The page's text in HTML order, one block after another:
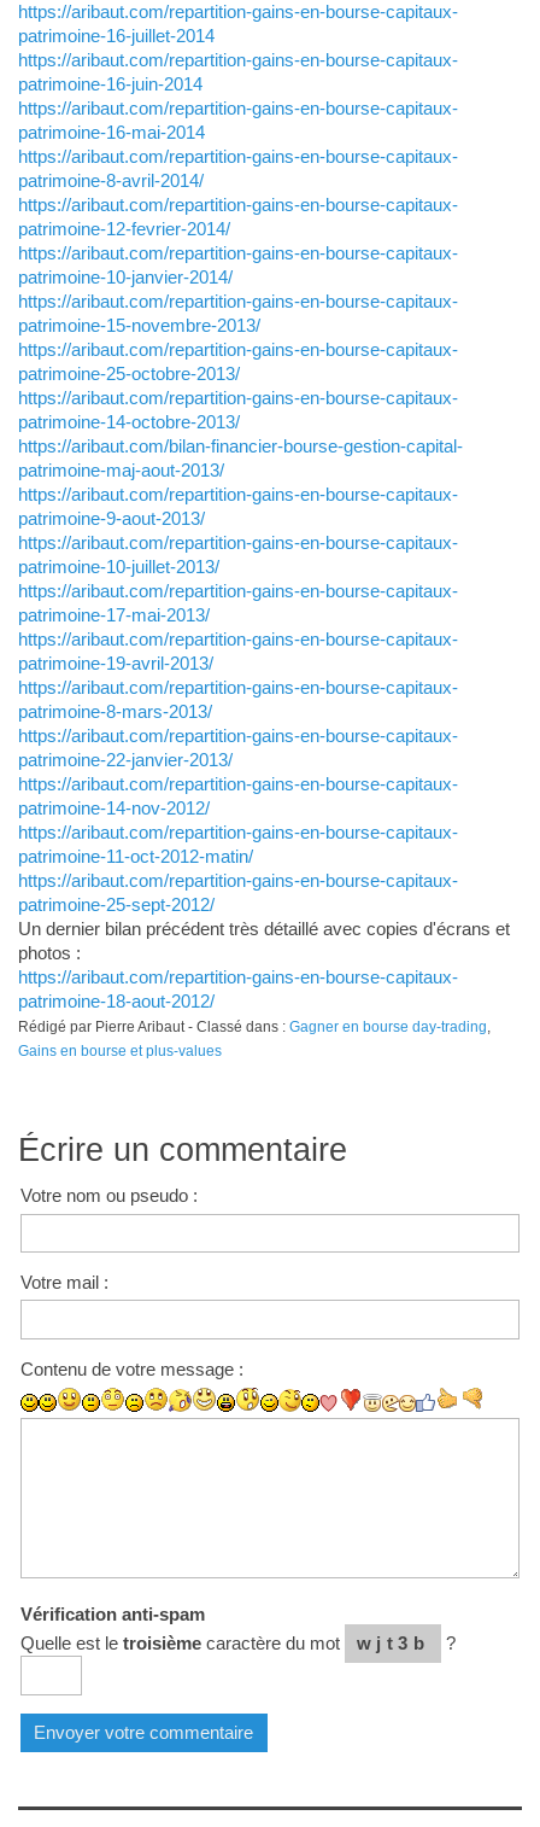
https://aribaut.com/repartition-gains-en-bourse-capitaux-
patrimoine-16-juillet-2014
https://aribaut.com/repartition-gains-en-bourse-capitaux-
patrimoine-16-juin-2014
https://aribaut.com/repartition-gains-en-bourse-capitaux-
patrimoine-16-mai-2014
https://aribaut.com/repartition-gains-en-bourse-capitaux-
patrimoine-8-avril-2014/
https://aribaut.com/repartition-gains-en-bourse-capitaux-
patrimoine-12-fevrier-2014/
https://aribaut.com/repartition-gains-en-bourse-capitaux-
patrimoine-10-janvier-2014/
https://aribaut.com/repartition-gains-en-bourse-capitaux-
patrimoine-15-novembre-2013/
https://aribaut.com/repartition-gains-en-bourse-capitaux-
patrimoine-25-octobre-2013/
https://aribaut.com/repartition-gains-en-bourse-capitaux-
patrimoine-14-octobre-2013/
https://aribaut.com/bilan-financier-bourse-gestion-capital-
patrimoine-maj-aout-2013/
https://aribaut.com/repartition-gains-en-bourse-capitaux-
patrimoine-9-aout-2013/
https://aribaut.com/repartition-gains-en-bourse-capitaux-
patrimoine-10-juillet-2013/
https://aribaut.com/repartition-gains-en-bourse-capitaux-
patrimoine-17-mai-2013/
https://aribaut.com/repartition-gains-en-bourse-capitaux-
patrimoine-19-avril-2013/
https://aribaut.com/repartition-gains-en-bourse-capitaux-
patrimoine-8-mars-2013/
https://aribaut.com/repartition-gains-en-bourse-capitaux-
patrimoine-22-janvier-2013/
https://aribaut.com/repartition-gains-en-bourse-capitaux-
patrimoine-14-nov-2012/
https://aribaut.com/repartition-gains-en-bourse-capitaux-
patrimoine-11-oct-2012-matin/
https://aribaut.com/repartition-gains-en-bourse-capitaux-
patrimoine-25-sept-2012/
Un dernier bilan précédent très détaillé avec copies d'écrans et
photos :
https://aribaut.com/repartition-gains-en-bourse-capitaux-
patrimoine-18-aout-2012/
Rédigé par Pierre Aribaut - Classé dans : Gagner en bourse day-trading,
Gains en bourse et plus-values
Écrire un commentaire
Votre nom ou pseudo :
Votre mail :
Contenu de votre message :
Vérification anti-spam
Quelle est le troisièmecaractère du mot wjt3b ?